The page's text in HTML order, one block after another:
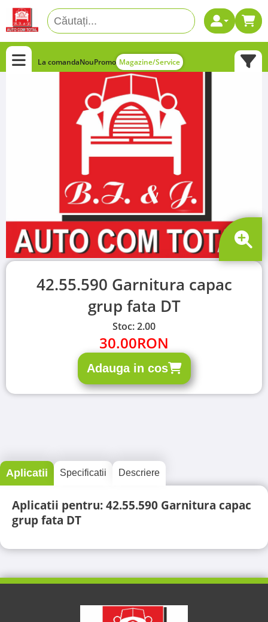
La comandaNouPromo Magazine/Service
42.55.590 Garnitura capac
grup fata DT
Stoc: 2.00
30.00RON
Adauga in cos
Aplicatii Specificatii Descriere
Aplicatii pentru: 42.55.590 Garnitura capac
grup fata DT